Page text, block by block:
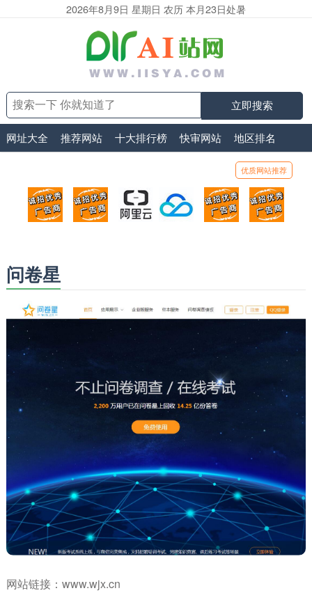
2026年8月9日 星期日 农历 本月23日处暑
立即搜索
网址大全 推荐网站 十大排行榜 快审网站 地区排名
优质网站推荐
顶部广告位1
广告位招商_广告位待售
顶部广告位2
广告位招商_广告位待售
阿里云
打折活动、99元/年
腾讯云
优惠打折，99元/年
顶部广告位5
广告位招商_
问卷星
网站链接： www.wjx.cn